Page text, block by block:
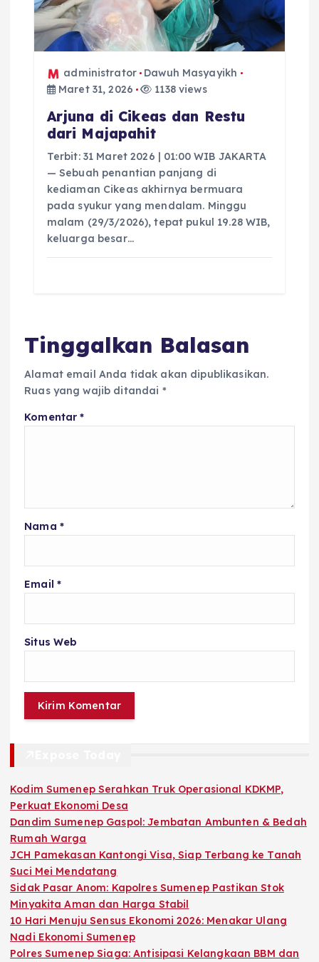
administrator
Dawuh Masyayikh
Maret 31, 2026
1138 views
Arjuna di Cikeas dan Restu
dari Majapahit
Terbit: 31 Maret 2026 | 01:00 WIB JAKARTA
— Sebuah penantian panjang di
kediaman Cikeas akhirnya bermuara
pada syukur yang mendalam. Minggu
malam (29/3/2026), tepat pukul 19.28 WIB,
keluarga besar…
Tinggalkan Balasan
Alamat email Anda tidak akan dipublikasikan.
Ruas yang wajib ditandai *
Komentar*
Nama *
Email *
Situs Web
Kodim Sumenep Serahkan Truk Operasional KDKMP,
Perkuat Ekonomi Desa
Dandim Sumenep Gaspol: Jembatan Ambunten & Bedah
Rumah Warga
JCH Pamekasan Kantongi Visa, Siap Terbang ke Tanah
Suci Mei Mendatang
Sidak Pasar Anom: Kapolres Sumenep Pastikan Stok
Minyakita Aman dan Harga Stabil
10 Hari Menuju Sensus Ekonomi 2026: Menakar Ulang
Nadi Ekonomi Sumenep
Polres Sumenep Siaga: Antisipasi Kelangkaan BBM dan